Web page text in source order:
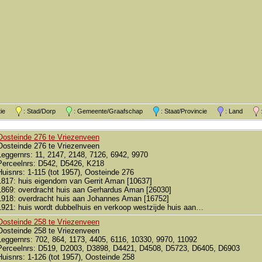
: Stad/Dorp : Gemeente/Graafschap : Staat/Provincie : Land
276 te Vriezenveen
276 te Vriezenveen
11, 2147, 2148, 7126, 6942, 9970
D542, D5426, K218
1-115 (tot 1957), Oosteinde 276
huis eigendom van Gerrit Aman [10637]
overdracht huis aan Gerhardus Aman [26030]
overdracht huis aan Johannes Aman [16752]
huis wordt dubbelhuis en verkoop westzijde huis aan…
258 te Vriezenveen
258 te Vriezenveen
702, 864, 1173, 4405, 6116, 10330, 9970, 11092
D519, D2003, D3898, D4421, D4508, D5723, D6405, D6903
1-126 (tot 1957), Oosteinde 258